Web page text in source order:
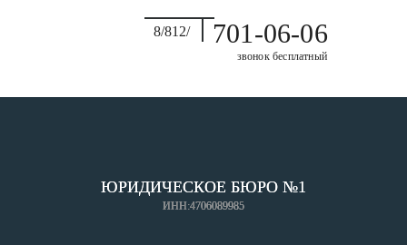
8/812/ 701-06-06
звонок бесплатный
ЮРИДИЧЕСКОЕ БЮРО №1
ИНН:4706089985